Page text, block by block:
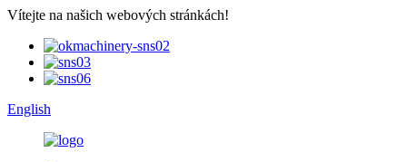
Vítejte na našich webových stránkách!
English